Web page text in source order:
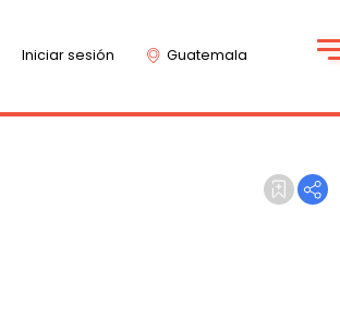
Iniciar sesión Guatemala